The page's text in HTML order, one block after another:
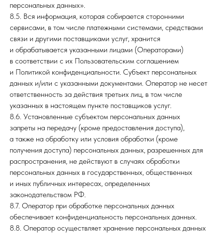
персональных данных».
8.5. Вся информация, которая собирается сторонними
сервисами, в том числе платежными системами, средствами
связи и другими поставщиками услуг, хранится
и обрабатывается указанными лицами (Операторами)
в соответствии с их Пользовательским соглашением
и Политикой конфиденциальности. Субъект персональных
данных и/или с указанными документами. Оператор не несет
ответственность за действия третьих лиц, в том числе
указанных в настоящем пункте поставщиков услуг.
8.6. Установленные субъектом персональных данных
запреты на передачу (кроме предоставления доступа),
а также на обработку или условия обработки (кроме
получения доступа) персональных данных, разрешенных для
распространения, не действуют в случаях обработки
персональных данных в государственных, общественных
и иных публичных интересах, определенных
законодательством РФ.
8.7. Оператор при обработке персональных данных
обеспечивает конфиденциальность персональных данных.
8.8. Оператор осуществляет хранение персональных данных